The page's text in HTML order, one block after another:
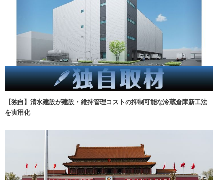
【独自】清水建設が建設・維持管理コストの抑制可能な冷蔵倉庫新工法
を実用化